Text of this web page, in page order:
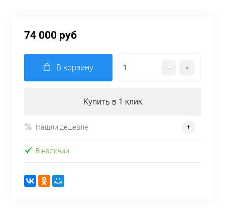
74 000 руб
В корзину
Купить в 1 клик
Нашли дешевле
В наличии